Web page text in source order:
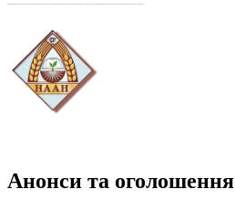
Анонси та оголошення